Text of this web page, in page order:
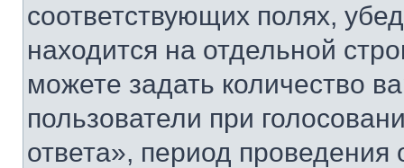
соответствующих полях,
находится на отдельной
можете задать количество
пользователи при
ответа», период проведения